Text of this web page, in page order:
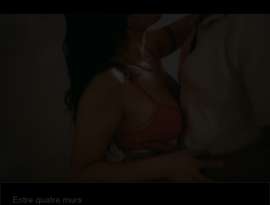
Entre quatre murs